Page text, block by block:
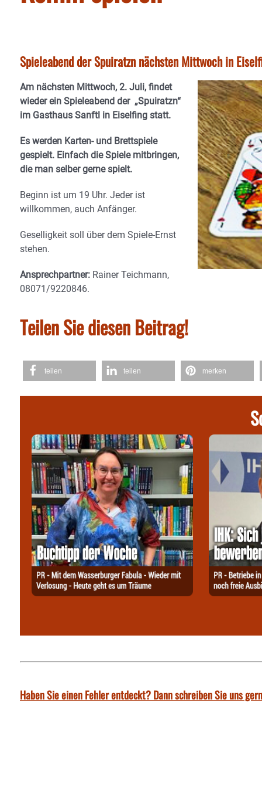
Spieleabend der Spuiratzn nächsten Mittwoch in
Am nächsten Mittwoch, 2. Juli, findet
wieder ein Spieleabend der „Spuiratzn“
im Gasthaus Sanftl in Eiselfing statt.
Es werden Karten- und Brettspiele
gespielt. Einfach die Spiele mitbringen,
die man selber gerne spielt.
Beginn ist um 19 Uhr. Jeder ist
willkommen, auch Anfänger.
Geselligkeit soll über dem Spiele-Ernst
stehen.
Ansprechpartner: Rainer Teichmann,
08071/9220846.
Teilen Sie diesen Beitrag!
teilen teilen merken
Haben Sie einen Fehler entdeckt? Dann schreiben Sie uns